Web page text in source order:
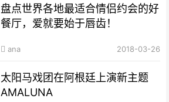
盘点世界各地最适合情侣约会的好
餐厅，爱就要始于唇齿！
ana 2018-03-26
太阳马戏团在阿根廷上演新主题
AMALUNA